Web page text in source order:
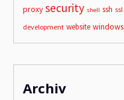
proxy security shell ssh ssl
development website windows
Archiv